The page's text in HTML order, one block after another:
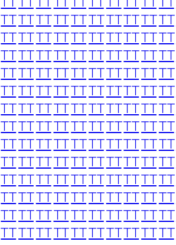
TTTTTTTTTTTTTTTTTTTT
TTTTTTTTTTTTTTTTTTTT
TTTTTTTTTTTTTTTTTTTT
TTTTTTTTTTTTTTTTTTTT
TTTTTTTTTTTTTTTTTTTT
TTTTTTTTTTTTTTTTTTTT
TTTTTTTTTTTTTTTTTTTT
TTTTTTTTTTTTTTTTTTTT
TTTTTTTTTTTTTTTTTTTT
TTTTTTTTTTTTTTTTTTTT
TTTTTTTTTTTTTTTTTTTT
TTTTTTTTTTTTTTTTTTTT
TTTTTTTTTTTTTTTTTTTT